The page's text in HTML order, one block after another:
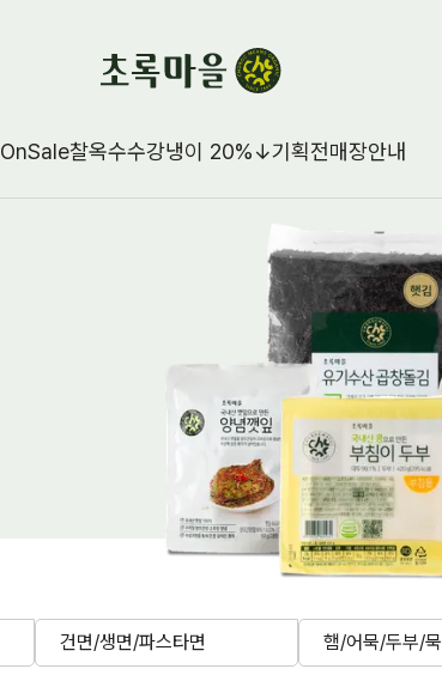
OnSale찰옥수수강냉이 20%↓기획전매장안내
건면/생면/파스타면 햄/어묵/두부/묵